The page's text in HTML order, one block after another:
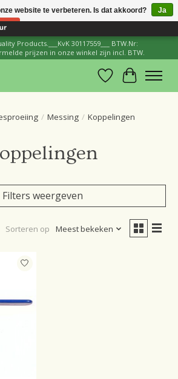
Reviews ×
Products.___KvK 30117559___ BTW.Nr:
prijzen in onze winkel zijn incl. BTW.
Verlanglijst
/ Messing / Koppelingen
Filters weergeven
Sorteren op Meest bekeken
website te verbeteren. Is dat akkoord?
Ja
Nee